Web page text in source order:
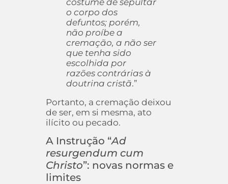
o corpo dos
defuntos; porém,
não proíbe a
cremação, a não ser
que tenha sido
escolhida por
razões contrárias à
doutrina cristã.”
Portanto, a cremação deixou
de ser, em si mesma, ato
ilícito ou pecado.
A Instrução “Ad
resurgendum cum
Christo”: novas normas e
limites